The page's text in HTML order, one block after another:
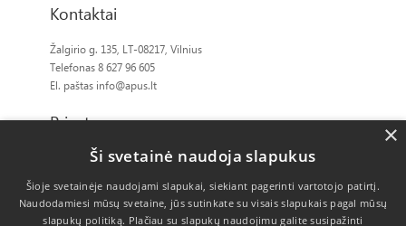
Kontaktai
Žalgirio g. 135, LT-08217, Vilnius
Telefonas 8 627 96 605
El. paštas info@apus.lt
Privatumas
Slapukų politikaŠi svetainė naudoja slapukus
Šioje svetainėje naudojami slapukai, siekiant pagerinti vartotojo patirtį.
Naudodamiesi mūsų svetaine, jūs sutinkate su visais slapukais pagal mūsų
slapukų politiką. Plačiau su slapukų naudojimu galite susipažinti
×